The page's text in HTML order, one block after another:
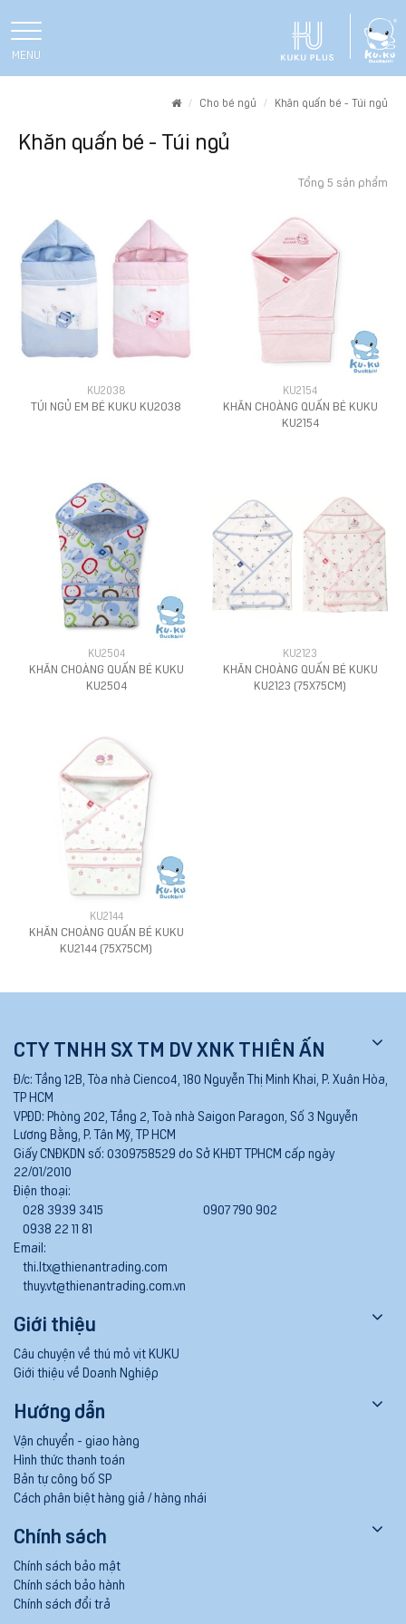
MENU
HomeCho bé ngủ Khăn quấn bé - Túi ngủ
Khăn quấn bé - Túi ngủ
Tổng 5 sản phẩm
KU2038
TÚI NGỦ EM BÉ KUKU KU2038
KU2154
KHĂN CHOÀNG QUẤN BÉ KUKU
KU2154
KU2504
KHĂN CHOÀNG QUẤN BÉ KUKU
KU2504
KU2123
KHĂN CHOÀNG QUẤN BÉ KUKU
KU2123 (75X75CM)
KU2144
KHĂN CHOÀNG QUẤN BÉ KUKU
KU2144 (75X75CM)
CTY TNHH SX TM DV XNK THIÊN ẤN
Đ/c:Tầng 12B, Tòa nhà Cienco4, 180 Nguyễn Thị Minh Khai, P. Xuân Hòa,
TP HCM
VPĐD: Phòng 202, Tầng 2, Toà nhà Saigon Paragon, Số 3 Nguyễn
Lương Bằng, P. Tân Mỹ, TP HCM
Giấy CNĐKDN số: 0309758529 do Sở KHĐT TPHCM cấp ngày
22/01/2010
Điện thoại:
028 3939 3415
0938 22 11 81
0907 790 902
Email:
thi.ltx@thienantrading.com
thuy.vt@thienantrading.com.vn
Giới thiệu
Câu chuyện về thú mỏ vịt KUKU
Giới thiệu về Doanh Nghiệp
Hướng dẫn
Vận chuyển - giao hàng
Hình thức thanh toán
Bản tự công bố SP
Cách phân biệt hàng giả / hàng nhái
Chính sách
Chính sách bảo mật
Chính sách bảo hành
Chính sách đổi trả